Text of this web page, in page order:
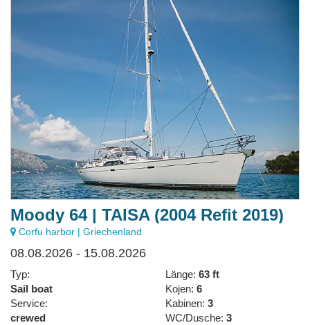
Moody 64 | TAISA (2004 Refit 2019)
Corfu harbor | Griechenland
08.08.2026 - 15.08.2026
Typ:
Sail boat
Service:
crewed
Länge: 63 ft
Kojen: 6
Kabinen: 3
WC/Dusche: 3